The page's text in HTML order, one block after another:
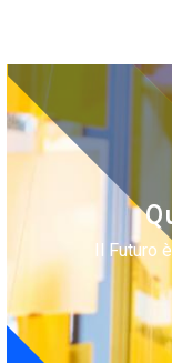
Il Futuro